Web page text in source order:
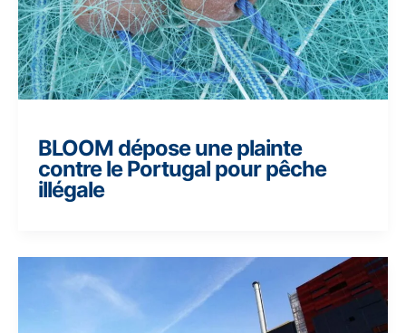
BLOOM dépose une plainte
contre le Portugal pour pêche
illégale